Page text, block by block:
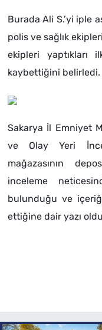
Burada Ali S.’yi iple
polis ve sağlık
ekipleri yaptıkları
kaybettiğini belirledi.
Sakarya İl Emniyet
ve Olay Yeri
mağazasının
inceleme
bulunduğu ve
ettiğine dair yazı